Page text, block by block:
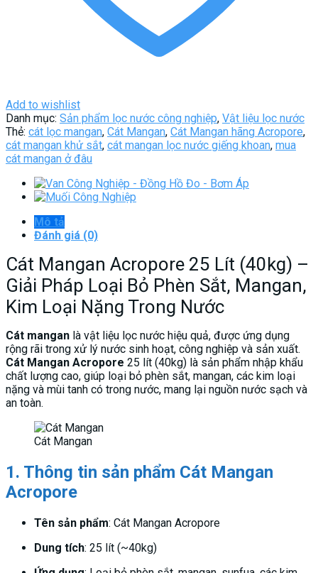
Add to wishlist
Danh mục: Sản phẩm lọc nước công nghiệp, Vật liệu lọc nước
Thẻ: cát lọc mangan, Cát Mangan, Cát Mangan hãng Acropore,
cát mangan khử sắt, cát mangan lọc nước giếng khoan, mua
cát mangan ở đâu
Mô tả
Đánh giá (0)
Cát Mangan Acropore 25 Lít (40kg) –
Giải Pháp Loại Bỏ Phèn Sắt, Mangan,
Kim Loại Nặng Trong Nước
Cát mangan là vật liệu lọc nước hiệu quả, được ứng dụng
rộng rãi trong xử lý nước sinh hoạt, công nghiệp và sản xuất.
Cát Mangan Acropore 25 lít (40kg) là sản phẩm nhập khẩu
chất lượng cao, giúp loại bỏ phèn sắt, mangan, các kim loại
nặng và mùi tanh có trong nước, mang lại nguồn nước sạch và
an toàn.
Cát Mangan
1. Thông tin sản phẩm Cát Mangan
Acropore
Tên sản phẩm: Cát Mangan Acropore
Dung tích: 25 lít (~40kg)